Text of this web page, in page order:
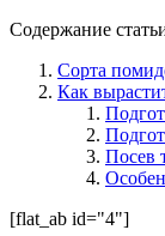
Содержание
Сорта
Как
Посев
[flat_ab id="4"]